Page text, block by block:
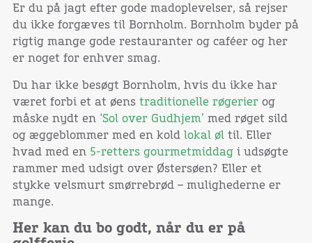
Er du på jagt efter gode madoplevelser, så rejser
du ikke forgæves til Bornholm. Bornholm byder på
rigtig mange gode restauranter og caféer og her
er noget for enhver smag.
Du har ikke besøgt Bornholm, hvis du ikke har
været forbi et at øens traditionelle røgerierog
måske nydt en ‘Sol over Gudhjem’ med røget sild
og æggeblommer med en kold lokal øl til. Eller
hvad med en 5-retters gourmetmiddagi udsøgte
rammer med udsigt over Østersøen? Eller et
stykke velsmurt smørrebrød – mulighederne er
mange.
Her kan du bo godt, når du er på